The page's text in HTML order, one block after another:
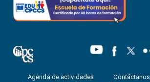
Agenda de actividades Contáctanos